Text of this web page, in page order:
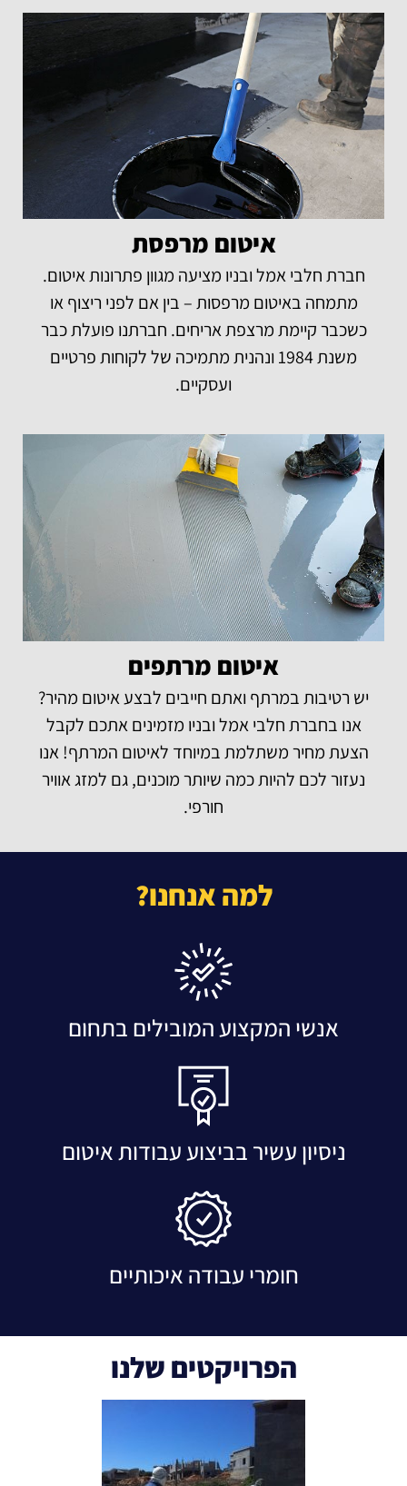
איטום מרפסת
חברת חלבי אמל ובניו מציעה מגוון פתרונות איטום.
מתמחה באיטום מרפסות – בין אם לפני ריצוף או
כשכבר קיימת מרצפת אריחים. חברתנו פועלת כבר
משנת 1984 ונהנית מתמיכה של לקוחות פרטיים
ועסקיים.
איטום מרתפים
יש רטיבות במרתף ואתם חייבים לבצע איטום מהיר?
אנו בחברת חלבי אמל ובניו מזמינים אתכם לקבל
הצעת מחיר משתלמת במיוחד לאיטום המרתף! אנו
נעזור לכם להיות כמה שיותר מוכנים, גם למזג אוויר
חורפי.
למה אנחנו?
אנשי המקצוע המובילים בתחום
ניסיון עשיר בביצוע עבודות איטום
חומרי עבודה איכותיים
הפרויקטים שלנו